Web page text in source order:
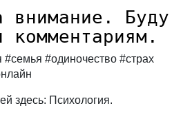
внимание. Буду
комментариям.
#одиночество #страх
здесь: Психология.